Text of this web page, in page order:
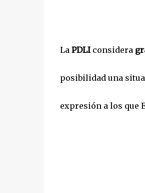
La PDLIconsidera
posibilidad una
expresión a los que